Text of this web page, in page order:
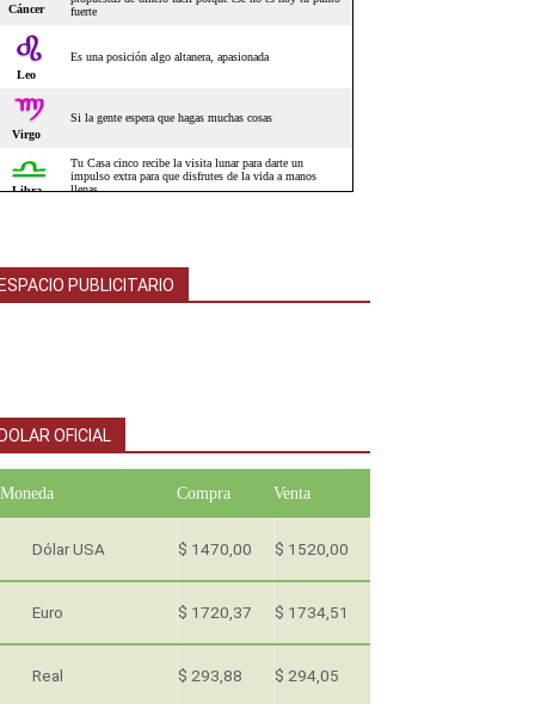
ESPACIO PUBLICITARIO
DOLAR OFICIAL
Moneda Compra Venta
Dólar USA $ 1470,00 $ 1520,00
Euro $ 1720,37 $ 1734,51
Real $ 293,88 $ 294,05